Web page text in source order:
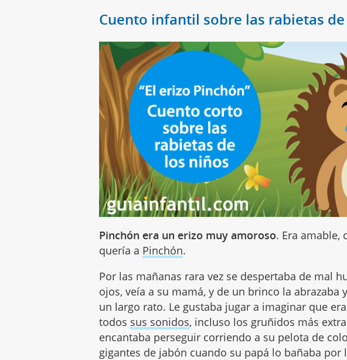
Cuento infantil sobre las rabietas
Pinchón era un erizo muy amoroso. Era amable,
quería a Pinchón.
Por las mañanas rara vez se despertaba de mal
ojos, veía a su mamá, y de un brinco la abrazaba
un largo rato. Le gustaba jugar a imaginar que
todos sus sonidos, incluso los gruñidos más
encantaba perseguir corriendo a su pelota de
gigantes de jabón cuando su papá lo bañaba por